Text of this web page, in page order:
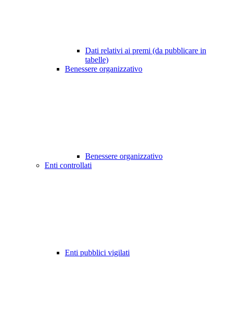
Dati relativi ai premi (da pubblicare in
tabelle)
Benessere organizzativo
Benessere organizzativo
Enti controllati
Enti pubblici vigilati